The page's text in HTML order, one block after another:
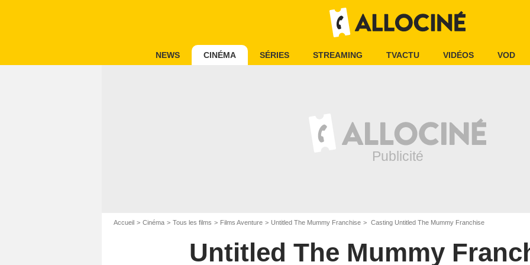
NEWS CINÉMA SÉRIES STREAMING TVACTU VIDÉOS VOD
Accueil Cinéma Tous les films Films Aventure Untitled The Mummy Franchise Casting Untitled The Mummy Franchise
Untitled The Mummy